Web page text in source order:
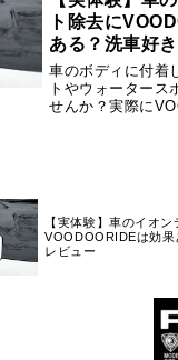
ターと呼ばれる
ト除去に
ある？洗車好
車のボディに付着
トやウォータース
せんか？実際に
【実体験】車のイオ
VOODOORIDEは効
レビュー